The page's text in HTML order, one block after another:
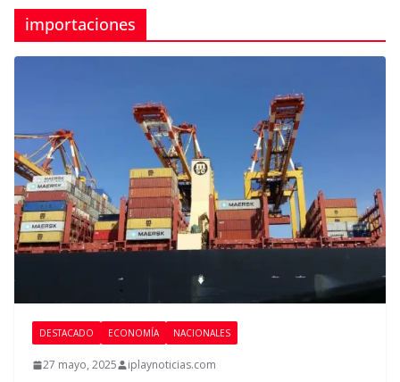
importaciones
DESTACADO ECONOMÍA NACIONALES
27 mayo, 2025 iplaynoticias.com